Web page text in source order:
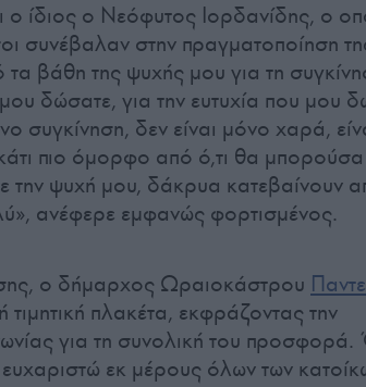
ο ίδιος ο Νεόφυτος Ιορδανίδης, ο
συνέβαλαν στην πραγματοποίηση
βάθη της ψυχής μου για τη
δώσατε, για την ευτυχία που μου
συγκίνηση, δεν είναι μόνο χαρά,
πιο όμορφο από ό,τι θα
την ψυχή μου, δάκρυα κατεβαίνουν
ανέφερε εμφανώς φορτισμένος.
ο δήμαρχος Ωραιοκάστρου
τιμητική πλακέτα, εκφράζοντας την
για τη συνολική του
εκ μέρους όλων των